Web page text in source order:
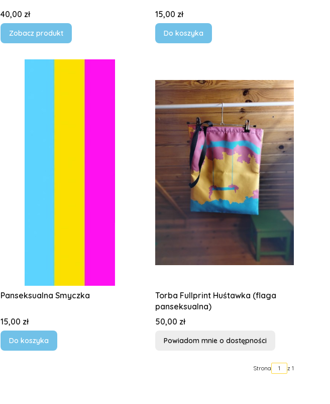
Cena
40,00 zł
Zobacz produkt
Cena
15,00 zł
Do koszyka
Panseksualna Smyczka
Cena
15,00 zł
Do koszyka
Torba Fullprint Huśtawka (flaga
panseksualna)
Cena
50,00 zł
Powiadom mnie o dostępności
Strona z 1